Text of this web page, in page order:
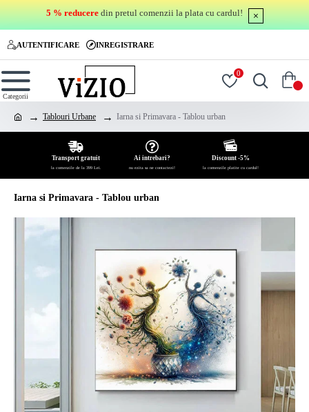
5 % reducere din pretul comenzii la plata cu cardul!
AUTENTIFICARE INREGISTRARE
0
Tablouri Urbane Iarna si Primavara - Tablou urban
Transport gratuit
la comenzile de la 399 Lei.
Ai intrebari?
nu ezita sa ne contactezi!
Discount -5%
la comenzile platite cu cardul!
Iarna si Primavara - Tablou urban